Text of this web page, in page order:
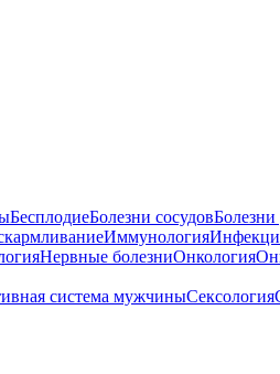
БесплодиеБолезни сосудовБолезни
Иммунология
Нервные болезниОнкология
система мужчиныСексология